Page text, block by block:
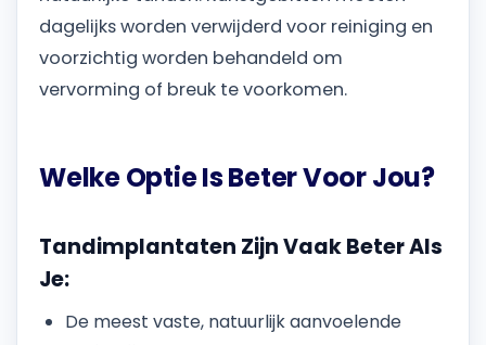
dagelijks worden verwijderd voor reiniging en
voorzichtig worden behandeld om
vervorming of breuk te voorkomen.
Welke Optie Is Beter Voor Jou?
Tandimplantaten Zijn Vaak Beter Als
Je:
De meest vaste, natuurlijk aanvoelende